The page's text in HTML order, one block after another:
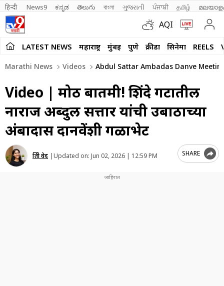
हिन्दी News9 ಕನ್ನಡ తెలుగు বাংলা ગુજરાતી ਪੰਜਾਬੀ தமிழ்
AQI
LATEST NEWS महाराष्ट्र मुंबई पुणे क्रीडा सिनेमा REELS
Marathi News Videos Abdul Sattar Ambadas Danve
Video | मोठी बातमी! शिंदे गटातील
नाराज अब्दुल सत्तार यांची उबाठाच्या
अंबादास दानवेंशी गळाभेट
प्रिती वेद |Updated on: Jun 02, 2026 | 12:59 PM SHARE